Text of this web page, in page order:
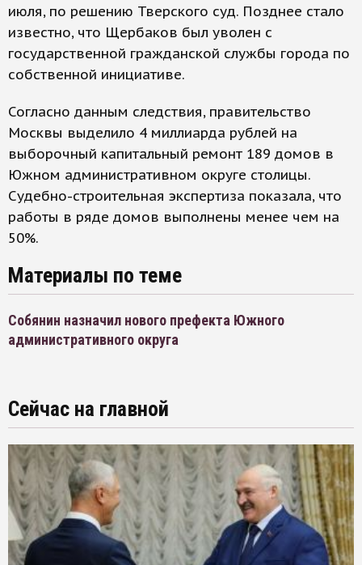
июля, по решению Тверского суд. Позднее стало
известно, что Щербаков был уволен с
государственной гражданской службы города по
собственной инициативе.
Согласно данным следствия, правительство
Москвы выделило 4 миллиарда рублей на
выборочный капитальный ремонт 189 домов в
Южном административном округе столицы.
Судебно-строительная экспертиза показала, что
работы в ряде домов выполнены менее чем на
50%.
Материалы по теме
Собянин назначил нового префекта Южного
административного округа
Сейчас на главной